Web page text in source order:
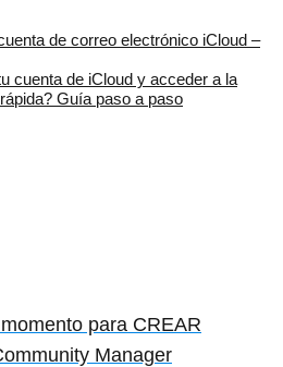
de correo electrónico iCloud –
cuenta de iCloud y acceder a la
Guía paso a paso
para CREAR
Manager